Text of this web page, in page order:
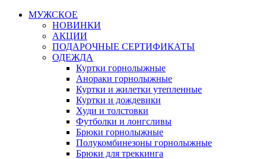
МУЖСКОЕ
НОВИНКИ
АКЦИИ
ПОДАРОЧНЫЕ СЕРТИФИКАТЫ
ОДЕЖДА
Куртки горнолыжные
Анораки горнолыжные
Куртки и жилетки утепленные
Куртки и дождевики
Худи и толстовки
Футболки и лонгсливы
Брюки горнолыжные
Полукомбинезоны горнолыжные
Брюки для треккинга